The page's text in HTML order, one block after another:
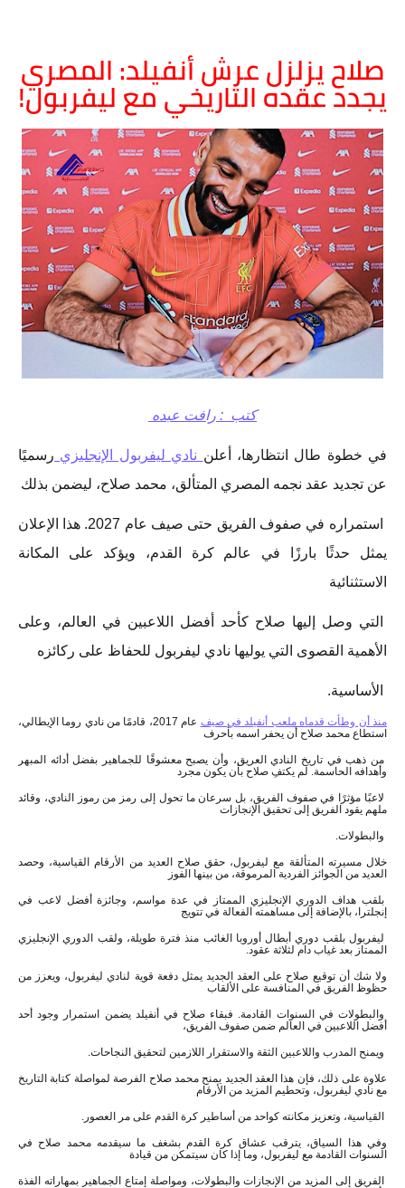
صلاح يزلزل عرش أنفيلد: المصري
يجدد عقده التاريخي مع ليفربول!
كتب : رافت عبده
في خطوة طال انتظارها، أعلن نادي ليفربول الإنجليزي رسميًا
عن تجديد عقد نجمه المصري المتألق، محمد صلاح، ليضمن بذلك
استمراره في صفوف الفريق حتى صيف عام 2027. هذا الإعلان
يمثل حدثًا بارزًا في عالم كرة القدم، ويؤكد على المكانة
الاستثنائية
التي وصل إليها صلاح كأحد أفضل اللاعبين في العالم، وعلى
الأهمية القصوى التي يوليها نادي ليفربول للحفاظ على ركائزه
الأساسية.
منذ أن وطأت قدماه ملعب أنفيلد في صيف
عام 2017، قادمًا من نادي روما الإيطالي،
استطاع محمد صلاح أن يحفر اسمه بأحرف
من ذهب في تاريخ النادي العريق، وأن يصبح معشوقًا للجماهير بفضل أدائه المبهر
وأهدافه الحاسمة. لم يكتفِ صلاح بأن يكون مجرد
لاعبًا مؤثرًا في صفوف الفريق، بل سرعان ما تحول إلى رمز من رموز النادي، وقائد
ملهم يقود الفريق إلى تحقيق الإنجازات
والبطولات.
خلال مسيرته المتألقة مع ليفربول، حقق صلاح العديد من الأرقام القياسية، وحصد
العديد من الجوائز الفردية المرموقة، من بينها الفوز
بلقب هداف الدوري الإنجليزي الممتاز في عدة مواسم، وجائزة أفضل لاعب في
إنجلترا، بالإضافة إلى مساهمته الفعالة في تتويج
ليفربول بلقب دوري أبطال أوروبا الغائب منذ فترة طويلة، ولقب الدوري الإنجليزي
الممتاز بعد غياب دام لثلاثة عقود.
ولا شك أن توقيع صلاح على العقد الجديد يمثل دفعة قوية لنادي ليفربول، ويعزز من
حظوظ الفريق في المنافسة على الألقاب
والبطولات في السنوات القادمة. فبقاء صلاح في أنفيلد يضمن استمرار وجود أحد
أفضل اللاعبين في العالم ضمن صفوف الفريق،
ويمنح المدرب واللاعبين الثقة والاستقرار اللازمين لتحقيق النجاحات.
علاوة على ذلك، فإن هذا العقد الجديد يمنح محمد صلاح الفرصة لمواصلة كتابة التاريخ
مع نادي ليفربول، وتحطيم المزيد من الأرقام
القياسية، وتعزيز مكانته كواحد من أساطير كرة القدم على مر العصور.
وفي هذا السياق، يترقب عشاق كرة القدم بشغف ما سيقدمه محمد صلاح في
السنوات القادمة مع ليفربول، وما إذا كان سيتمكن من قيادة
الفريق إلى المزيد من الإنجازات والبطولات، ومواصلة إمتاع الجماهير بمهاراته الفذة